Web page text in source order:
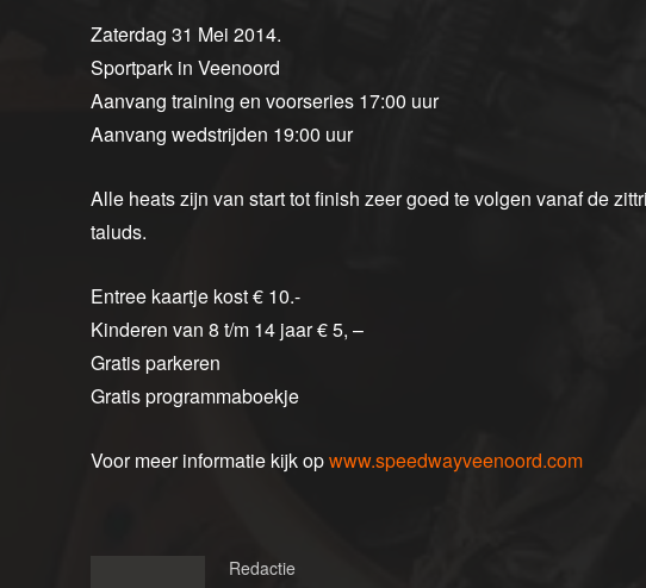
Zaterdag 31 Mei 2014.
Sportpark in Veenoord
Aanvang training en voorseries 17:00 uur
Aanvang wedstrijden 19:00 uur
Alle heats zijn van start tot finish zeer goed te volgen vanaf de
taluds.
Entree kaartje kost € 10.-
Kinderen van 8 t/m 14 jaar € 5, –
Gratis parkeren
Gratis programmaboekje
Voor meer informatie kijk opwww.speedwayveenoord.com
Redactie